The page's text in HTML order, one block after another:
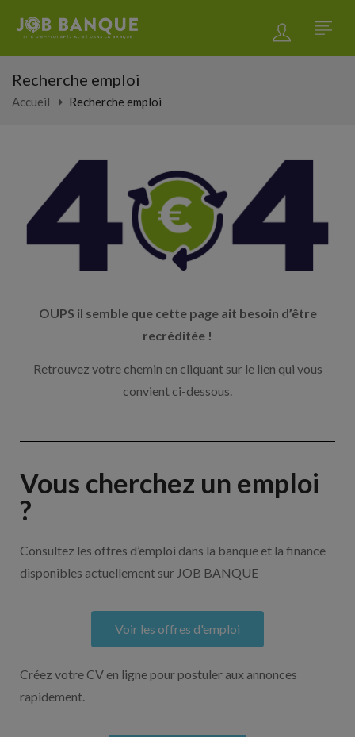
Recherche emploi
Accueil Recherche emploi
OUPS il semble que cette page ait besoin d’être
recréditée !
Retrouvez votre chemin en cliquant sur le lien qui vous
convient ci-dessous.
Vous cherchez un emploi
?
Consultez les offres d’emploi dans la banque et la finance
disponibles actuellement sur JOB BANQUE
Voir les offres d'emploi
Créez votre CV en ligne pour postuler aux annonces
rapidement.